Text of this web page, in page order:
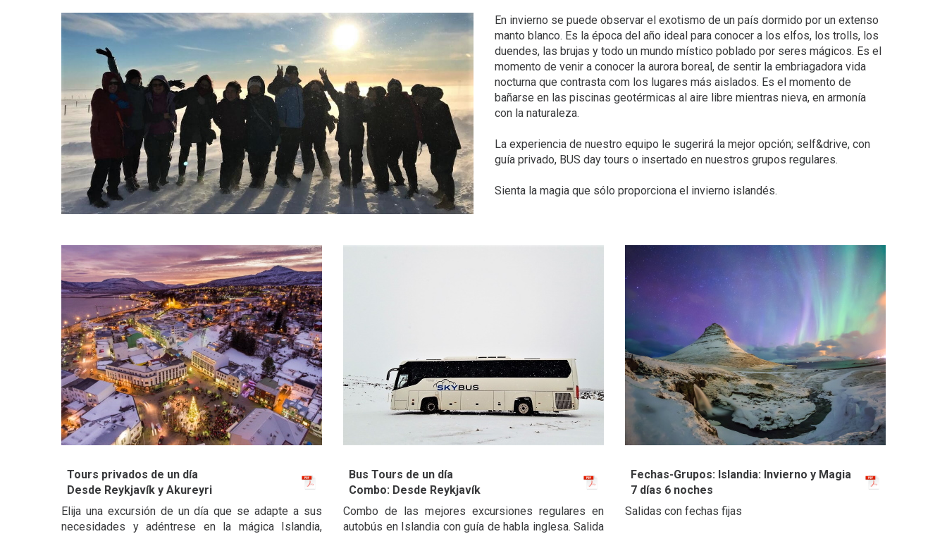
En invierno se puede observar el exotismo de un país dormido por un extenso
manto blanco. Es la época del año ideal para conocer a los elfos, los trolls, los
duendes, las brujas y todo un mundo místico poblado por seres mágicos. Es el
momento de venir a conocer la aurora boreal, de sentir la embriagadora vida
nocturna que contrasta com los lugares más aislados. Es el momento de
bañarse en las piscinas geotérmicas al aire libre mientras nieva, en armonía
con la naturaleza.
La experiencia de nuestro equipo le sugerirá la mejor opción; self&drive, con
guía privado, BUS day tours o insertado en nuestros grupos regulares.
Sienta la magia que sólo proporciona el invierno islandés.
Tours privados de un día
Desde Reykjavík y Akureyri
Elija una excursión de un día que se adapte a sus
necesidades y adéntrese en la mágica Islandia,
Bus Tours de un día
Combo: Desde Reykjavík
Combo de las mejores excursiones regulares en
autobús en Islandia con guía de habla inglesa. Salida
Fechas-Grupos: Islandia: Invierno y Magia
7 días 6 noches
Salidas con fechas fijas